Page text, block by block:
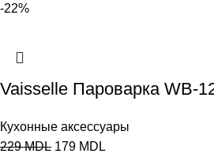
-22%
Vaisselle Пароварка WB-
Кухонные аксессуары
229MDL 179 MDL